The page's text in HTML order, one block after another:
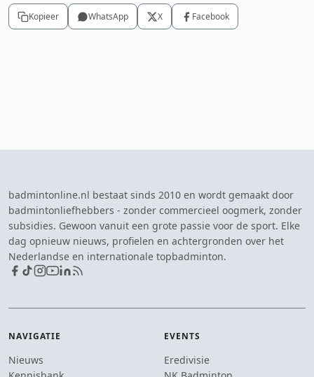
Kopieer WhatsApp X Facebook
badmintonline.nl bestaat sinds 2010 en wordt gemaakt door
badmintonliefhebbers - zonder commercieel oogmerk, zonder
subsidies. Gewoon vanuit een grote passie voor de sport. Elke
dag opnieuw nieuws, profielen en achtergronden over het
Nederlandse en internationale topbadminton.
NAVIGATIE
Nieuws
EVENTS
Eredivisie